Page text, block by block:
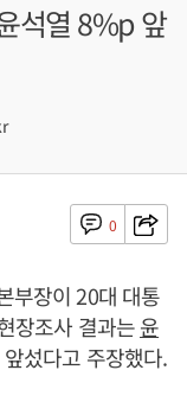
석열 8%p 앞
0
부장이 20대 대통
장조사 결과는윤
섰다고 주장했다.